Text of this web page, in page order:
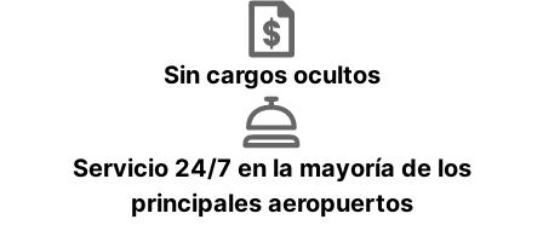
Sin cargos ocultos
Servicio 24/7 en la mayoría de los
principales aeropuertos